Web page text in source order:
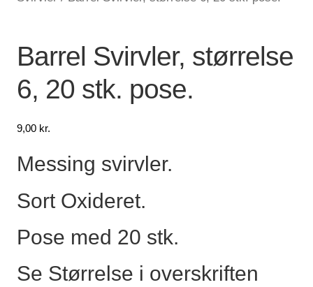
Min Konto
Glemt adgangskode
Barrel Svirvler, størrelse
6, 20 stk. pose.
9,00 kr.
Messing svirvler.
Sort Oxideret.
Pose med 20 stk.
Se Størrelse i overskriften